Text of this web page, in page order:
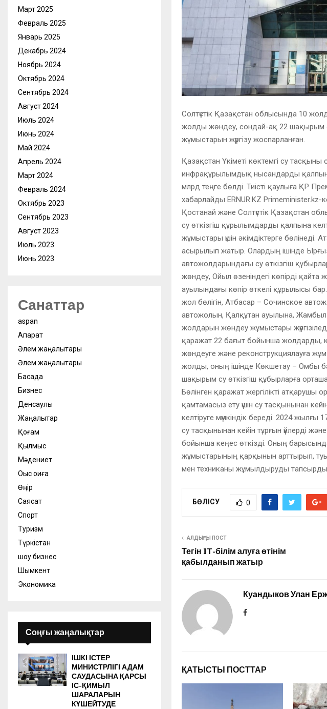
Солтүстік Қазақстан облысында 10
жолды жөндеу, сондай-ақ 22 шақырым
жұмыстарын жүргізу жоспарланған.
Қазақстан Үкіметі көктемгі су
инфрақұрылымдық нысандарды
млрд теңге бөлді. Тиісті қаулыға ҚР
хабарлайды ERNUR.KZ
Қостанай және Солтүстік Қазақстан
су өткізгіш құрылымдарды қалпына
жұмыстары үшін әкімдіктерге
асырылып жатыр. Олардың ішінде
автожолдарындағы су өткізгіш
жөндеу, Ойыл өзеніндегі көпірді
ауылындағы көпір өткелі құрылысы
жол бөлігін, Атбасар – Сочинское
автожолын, Қалқұтан ауылына, Жамбыл
жолдарын жөндеу жұмыстары
қаражат 22 бағыт бойынша жолдарды,
жөндеуге және реконструкциялауға
жолды, оның ішінде Көкшетау – Омбы
шақырым су өткізгіш құбырларға
Бөлінген қаражат жергілікті атқарушы
қамтамасыз ету үшін су тасқынынан
келтіруге мүмкіндік береді. 2024
су тасқынынан кейін тұрғын үйлерді
бойынша кеңес өткізді. Оның
жұмыстарының қарқынын арттырып,
мен техниканы жұмылдыруды
БӨЛІСУ 0
АЛДЫҢҒЫ ПОСТ
Тегін IT-білім алуға өтінім
қабылданып жатыр
Куандыков Улан
ҚАТЫСТЫ ПОСТТАР
Март 2025
Февраль 2025
Январь 2025
Декабрь 2024
Ноябрь 2024
Октябрь 2024
Сентябрь 2024
Август 2024
Июль 2024
Июнь 2024
Май 2024
Апрель 2024
Март 2024
Февраль 2024
Октябрь 2023
Сентябрь 2023
Август 2023
Июль 2023
Июнь 2023
Санаттар
aspan
Ақпарат
Әлем жаңалықтары
Әлем жаңалықтары
Басқада
Бизнес
Денсаулық
Жаңалықтар
Қоғам
Қылмыс
Мәдениет
Оқыс оқиға
Өңір
Саясат
Спорт
Туризм
Түркістан
шоу бизнес
Шымкент
Экономика
Соңғы жаңалықтар
ІШКІ ІСТЕР
МИНИСТРЛІГІ АДАМ
САУДАСЫНА ҚАРСЫ
ІС-ҚИМЫЛ
ШАРАЛАРЫН
КҮШЕЙТУДЕ